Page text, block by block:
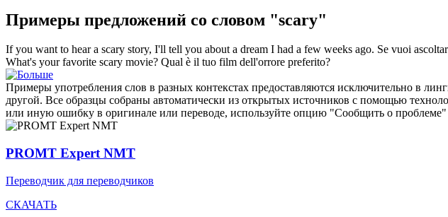
Примеры предложений со словом "scary"
If you want to hear a scary story, I'll tell you about a dream I had a few weeks ago. Se vuoi
What's your favorite scary movie? Qual è il tuo film dell'orrore preferito?
Примеры употребления слов в разных контекстах предоставляются исключительно в
другой. Все образцы собраны автоматически из открытых источников с помощью
или иную ошибку в оригинале или переводе, используйте опцию "Сообщить о
PROMT Expert NMT
Переводчик для переводчиков
СКАЧАТЬ